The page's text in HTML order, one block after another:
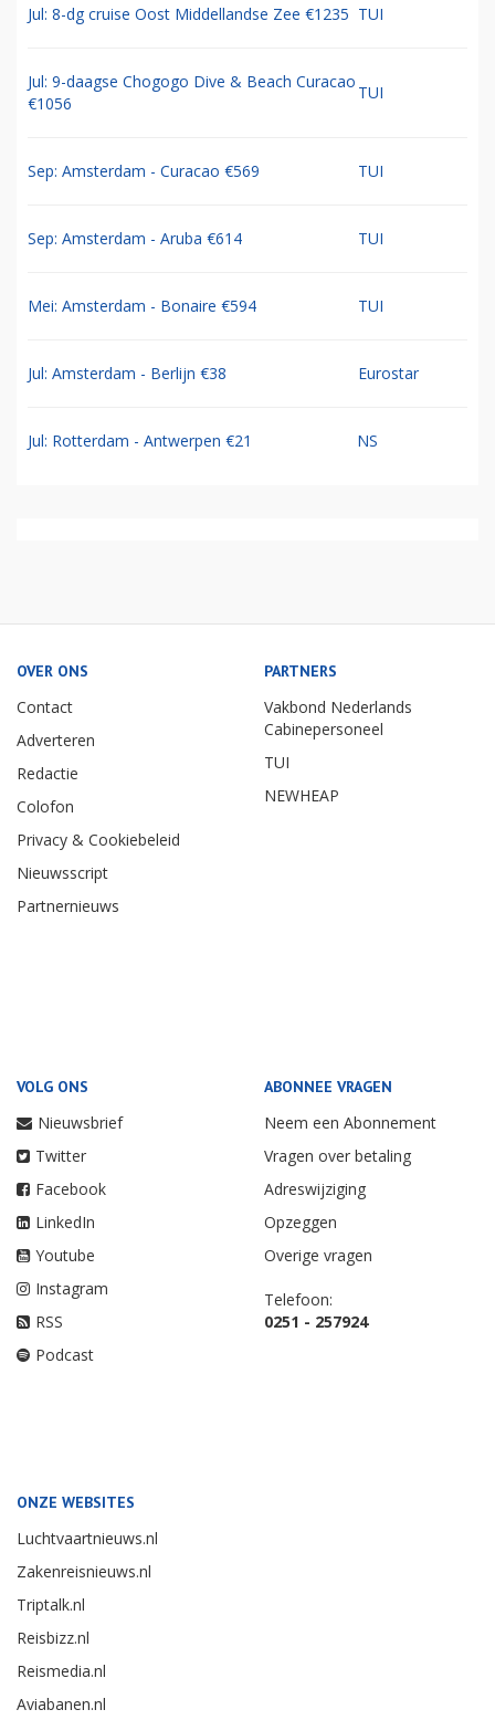
Jul: 8-dg cruise Oost Middellandse Zee €1235 TUI
Jul: 9-daagse Chogogo Dive & Beach Curacao
€1056
TUI
Sep: Amsterdam - Curacao €569 TUI
Sep: Amsterdam - Aruba €614 TUI
Mei: Amsterdam - Bonaire €594 TUI
Jul: Amsterdam - Berlijn €38 Eurostar
Jul: Rotterdam - Antwerpen €21 NS
OVER ONS
Contact
Adverteren
Redactie
Colofon
Privacy & Cookiebeleid
Nieuwsscript
Partnernieuws
PARTNERS
Vakbond Nederlands
Cabinepersoneel
TUI
NEWHEAP
VOLG ONS
Nieuwsbrief
Twitter
Facebook
LinkedIn
Youtube
Instagram
RSS
Podcast
ABONNEE VRAGEN
Neem een Abonnement
Vragen over betaling
Adreswijziging
Opzeggen
Overige vragen
Telefoon:
0251 - 257924
ONZE WEBSITES
Luchtvaartnieuws.nl
Zakenreisnieuws.nl
Triptalk.nl
Reisbizz.nl
Reismedia.nl
Aviabanen.nl